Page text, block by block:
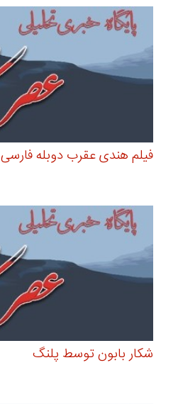
فیلم هندی عقرب دوبله فارسی
شکار بابون توسط پلنگ